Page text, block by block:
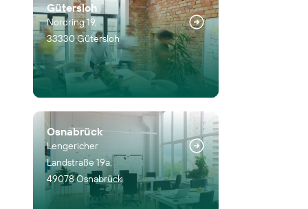
Gütersloh
Nordring 19,
33330 Gütersloh
Osnabrück
Lengericher
Landstraße 19a,
49078 Osnabrück